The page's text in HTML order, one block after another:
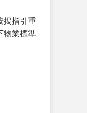
揭指引重
物業標準